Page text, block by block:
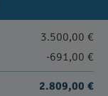
3.500,00 €
-691,00 €
2.809,00 €